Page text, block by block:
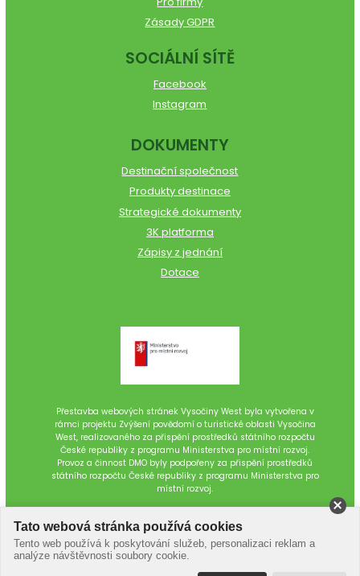
Zásady GDPR
SOCIÁLNÍ SÍTĚ
Facebook
Instagram
DOKUMENTY
Destinační společnost
Produkty destinace
Strategické dokumenty
3K platforma
Zápisy z jednání
Dotace
Přestavba webových stránek Vysočiny West byla vytvořena v
rámci projektu Zvýšení povědomí o turistické oblasti Vysočina
West, realizovaného za přispění prostředků státního rozpočtu
České republiky z programu Ministerstva pro místní rozvoj.
Provoz a činnost DMO byly podpořeny za přispění prostředků
státního rozpočtu České republiky z programu Ministerstva pro
místní rozvoj.
Tato webová stránka používá cookies
Tento web používá k poskytování služeb, personalizaci reklam a
analýze návštěvnosti soubory cookie.